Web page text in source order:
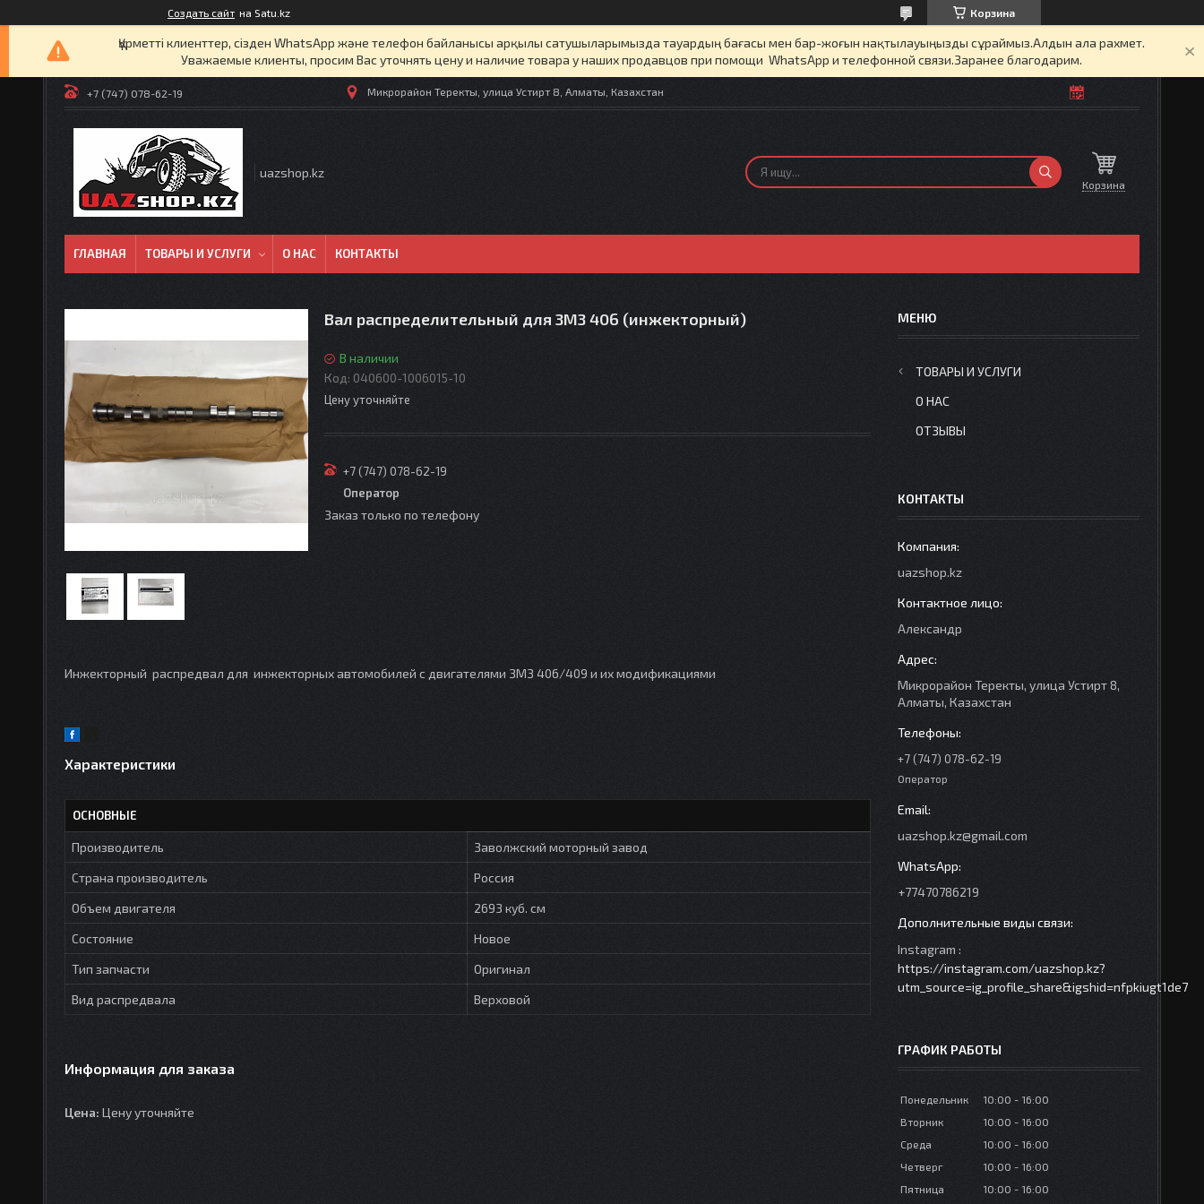
Создать сайт на Satu.kz Корзина
Құрметті клиенттер, сізден WhatsApp және телефон байланысы арқылы сатушыларымызда тауардың бағасы мен бар-жоғын нақтылауыңызды сұраймыз.Алдын ала рахмет.
Уважаемые клиенты, просим Вас уточнять цену и наличие товара у наших продавцов при помощи WhatsApp и телефонной связи.Заранее благодарим.
+7 (747) 078-62-19 Микрорайон Теректы, улица Устирт 8, Алматы, Казахстан
uazshop.kz
Корзина
ГЛАВНАЯ ТОВАРЫ И УСЛУГИ О НАС КОНТАКТЫ
Вал распределительный для ЗМЗ 406 (инжекторный)
В наличии
Код: 040600-1006015-10
Цену уточняйте
+7 (747) 078-62-19
Оператор
Заказ только по телефону
Инжекторный распредвал для инжекторных автомобилей с двигателями ЗМЗ 406/409 и их модификациями
Характеристики
ОСНОВНЫЕ
Производитель
Заволжский моторный завод
Страна производитель
Россия
Объем двигателя
2693 куб. см
Состояние
Новое
Тип запчасти
Оригинал
Вид распредвала
Верховой
Информация для заказа
Цена: Цену уточняйте
ТОВАРЫ И УСЛУГИ
О НАС
ОТЗЫВЫ
КОНТАКТЫ
uazshop.kz
Александр
Микрорайон Теректы, улица Устирт 8,
Алматы, Казахстан
+7 (747) 078-62-19
Оператор
uazshop.kz@gmail.com
+77470786219
Instagram
https://instagram.com/uazshop.kz?
utm_source=ig_profile_share&igshid=nfpkiugt1de7
ГРАФИК РАБОТЫ
Понедельник 10:00
16:00
Вторник
10:00
16:00
Среда
10:00
16:00
Четверг
10:00
16:00
Пятница
10:00 16:00